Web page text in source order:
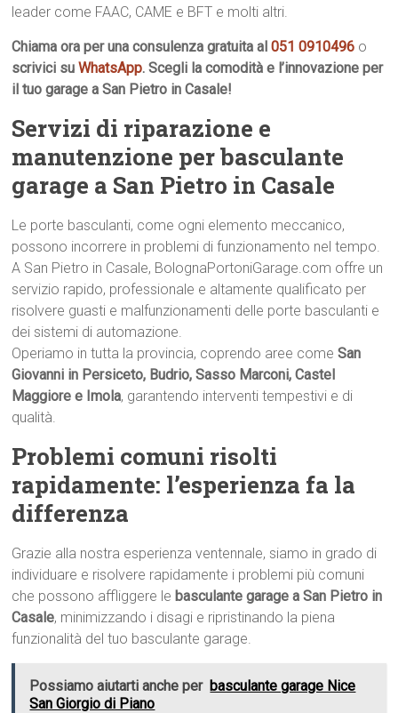
leader come FAAC, CAME e BFT e molti altri.
Chiama ora per una consulenza gratuita al051 0910496 o
scrivici suWhatsApp. Scegli la comodità e l’innovazione per
il tuo garage a San Pietro in Casale!
Servizi di riparazione e
manutenzione per basculante
garage a San Pietro in Casale
Le porte basculanti, come ogni elemento meccanico,
possono incorrere in problemi di funzionamento nel tempo.
A San Pietro in Casale, BolognaPortoniGarage.com offre un
servizio rapido, professionale e altamente qualificato per
risolvere guasti e malfunzionamenti delle porte basculanti e
dei sistemi di automazione.
Operiamo in tutta la provincia, coprendo aree comeSan
Giovanni in Persiceto, Budrio, Sasso Marconi, Castel
Maggiore e Imola, garantendo interventi tempestivi e di
qualità.
Problemi comuni risolti
rapidamente: l’esperienza fa la
differenza
Grazie alla nostra esperienza ventennale, siamo in grado di
individuare e risolvere rapidamente i problemi più comuni
che possono affliggere le basculante garage a San Pietro in
Casale, minimizzando i disagi e ripristinando la piena
funzionalità del tuo basculante garage.
Possiamo aiutarti anche per basculante garage Nice
San Giorgio di Piano